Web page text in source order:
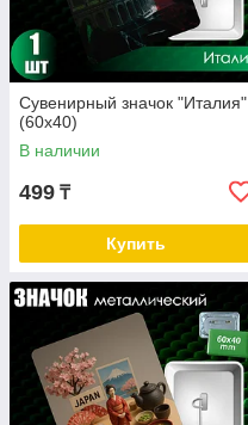
Сувенирный значок "Италия"
(60х40)
В наличии
499 ₸
Купить